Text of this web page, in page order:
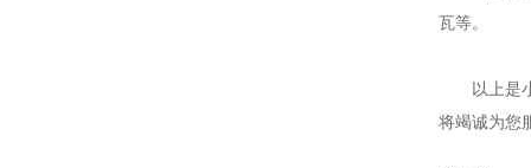
瓦等。
以上是小
将竭诚为您